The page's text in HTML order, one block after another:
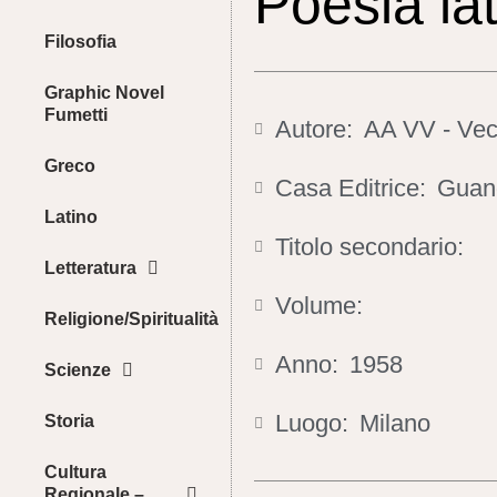
Filosofia
Graphic Novel
Fumetti
Greco
Latino
Letteratura
Religione/Spiritualità
Scienze
Storia
Cultura
Autore: AA VV -
Casa Editrice:
Titolo secondario:
Volume:
Anno: 1958
Luogo: Milano